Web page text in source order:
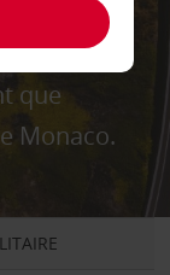
que
Monaco.